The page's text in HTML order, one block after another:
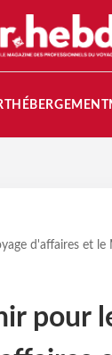
HÉBERGEMENT
d'affaires et le
pour